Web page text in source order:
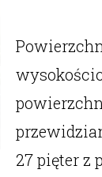
27 pięter z